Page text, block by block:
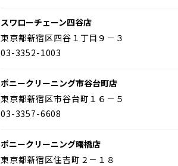
スワローチェーン四谷店
東京都新宿区四谷１丁目９－３
03-3352-1003
ポニークリーニング市谷台町店
東京都新宿区市谷台町１６－５
03-3357-6608
ポニークリーニング曙橋店
東京都新宿区住吉町２－１８